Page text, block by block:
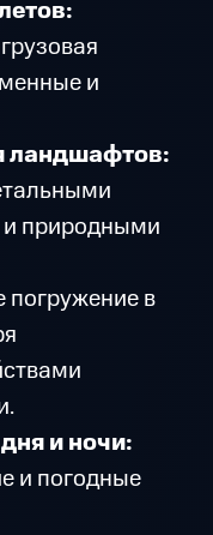
и
ландшафтов:
природными
погружение в
и ночи:
и погодные